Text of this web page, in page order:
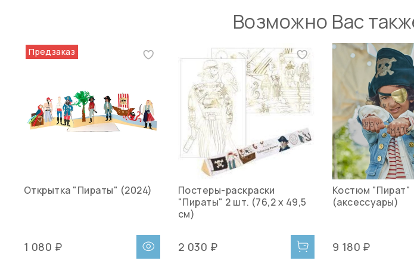
Возможно Вас
Предзаказ
Открытка "Пираты" (2024)
1 080 ₽
Постеры-раскраски
"Пираты" 2 шт. (76,2 х 49,5
см)
2 030 ₽
Костюм "Пират"
(аксессуары)
9 180 ₽